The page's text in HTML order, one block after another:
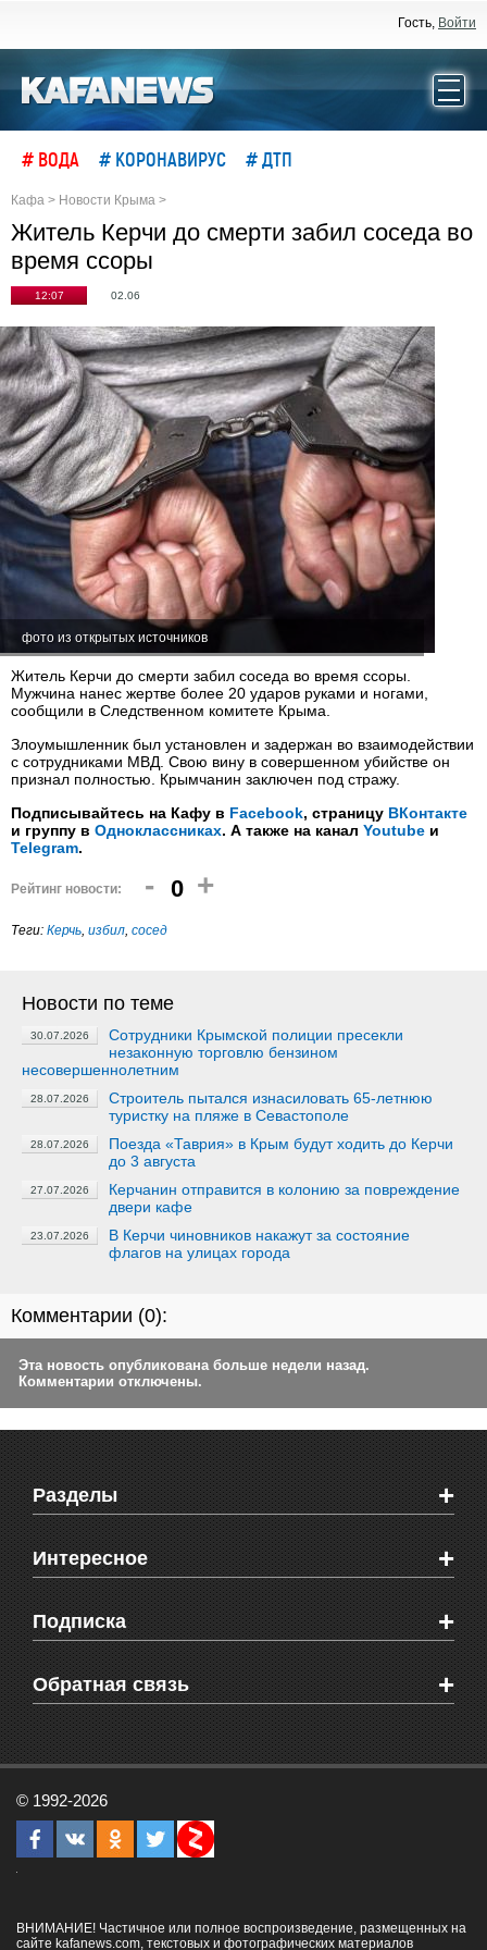
Гость, Войти
# ВОДА # КОРОНАВИРУС # ДТП
Кафа > Новости Крыма >
Житель Керчи до смерти забил соседа во
время ссоры
12:07 02.06
фото из открытых источников
Житель Керчи до смерти забил соседа во время ссоры.
Мужчина нанес жертве более 20 ударов руками и ногами,
сообщили в Следственном комитете Крыма.
Злоумышленник был установлен и задержан во взаимодействии
с сотрудниками МВД. Свою вину в совершенном убийстве он
признал полностью. Крымчанин заключен под стражу.
Подписывайтесь на Кафу в Facebook, страницу ВКонтакте
и группу в Одноклассниках. А также на канал Youtube и
Telegram.
Рейтинг новости: - 0 +
Теги: Керчь, избил, сосед
Новости по теме
30.07.2026
Сотрудники Крымской полиции пресекли
незаконную торговлю бензином
несовершеннолетним
28.07.2026
Строитель пытался изнасиловать 65-летнюю
туристку на пляже в Севастополе
28.07.2026
Поезда «Таврия» в Крым будут ходить до Керчи
до 3 августа
27.07.2026
Керчанин отправится в колонию за повреждение
двери кафе
23.07.2026
В Керчи чиновников накажут за состояние
флагов на улицах города
Комментарии (0):
Эта новость опубликована больше недели назад.
Комментарии отключены.
Разделы +
Новости Феодосии
Новости Крыма
Мировые новости
Объявления
Здоровье
СМС мнения читателей
Интересное +
Видео о Феодосии
Веб-камеры Феодосии
Блоги феодосийцев
Школы Феодосии
Подписка +
Печатная версия газеты "Кафа"
RSS
Обратная связь +
Рекламодателям
Контактная информация
© 1992-2026
ВНИМАНИЕ! Частичное или полное воспроизведение, размещенных на
сайте kafanews.com, текстовых и фотографических материалов